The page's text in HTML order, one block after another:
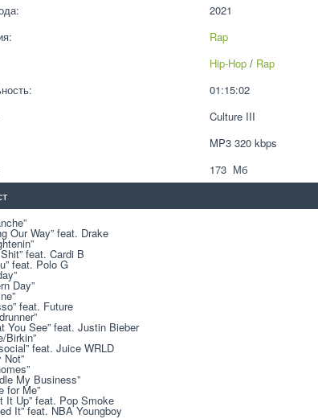
2021
Rap
Hip-Hop / Rap
01:15:02
Culture III
MP3 320 kbps
173  Мб
Our Way” feat. Drake
feat. Cardi B
feat. Polo G
Day”
feat. Future
You See” feat. Justin Bieber
Birkin”
feat. Juice WRLD
Not”
My Business”
for Me”
It Up” feat. Pop Smoke
It” feat. NBA Youngboy